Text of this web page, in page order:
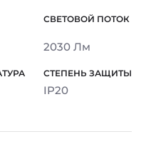
2030 Лм
IP20